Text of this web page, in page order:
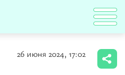
26 июня 2024, 17:02